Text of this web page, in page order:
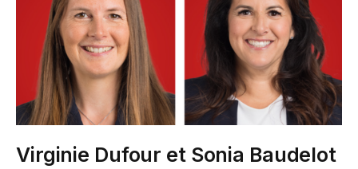
Virginie Dufour et Sonia Baudelot